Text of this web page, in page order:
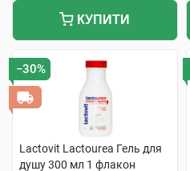
КУПИТИ
−30%
Lactovit Lactourea Гель для
душу 300 мл 1 флакон